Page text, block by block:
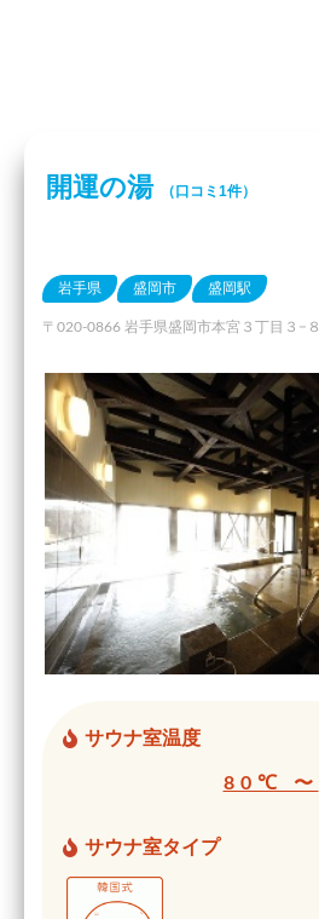
開運の湯 （口コミ1件）
岩手県 盛岡市 盛岡駅
〒020-0866 岩手県盛岡市本宮３丁目３−８
サウナ室温度
80℃ 〜
サウナ室タイプ